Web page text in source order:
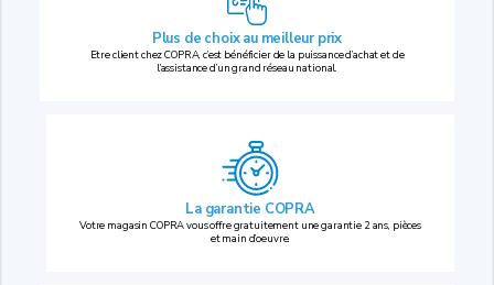
Plus de choix au meilleur prix
Etre client chez COPRA, c’est bénéficier de la puissance d’achat et de
l’assistance d’un grand réseau national.
La garantie COPRA
Votre magasin COPRA vous offre gratuitement une garantie 2 ans, pièces
et main d’oeuvre.